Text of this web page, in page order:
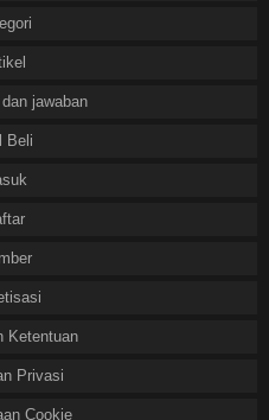
jawaban
Beli
Ketentuan
Privasi
Cookie